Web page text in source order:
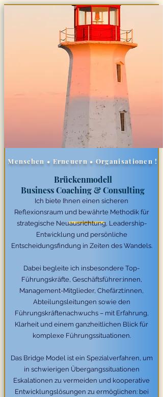
Menschen • Erneuern • Organisationen !
Brückenmodell
Business Coaching & Consulting
Ich biete Ihnen einen sicheren
Reflexionsraum und bewährte Methodik für
strategische Neuausrichtung, Leadership-
Entwicklung und persönliche
Entscheidungsfindung in Zeiten des Wandels.
Dabei begleite ich insbesondere Top-
Führungskräfte, Geschäftsführer:innen,
Management-Mitglieder, Chefärzt:innen,
Abteilungsleitungen sowie den
Führungskräftenachwuchs – mit Erfahrung,
Klarheit und einem ganzheitlichen Blick für
komplexe Führungssituationen.
Das Bridge Model ist ein Spezialverfahren, um
in schwierigen Übergangssituationen
Eskalationen zu vermeiden und kooperative
Entwicklungslösungen zu ermöglichen: bei